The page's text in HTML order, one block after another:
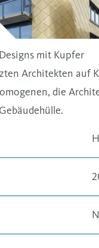
mit Kupfer
Architekten auf
die